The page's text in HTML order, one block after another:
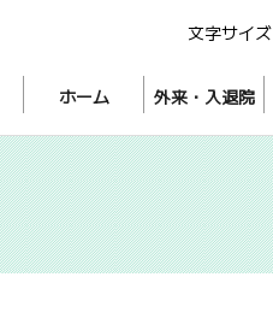
文字サイズ
ホーム 外来・入退院